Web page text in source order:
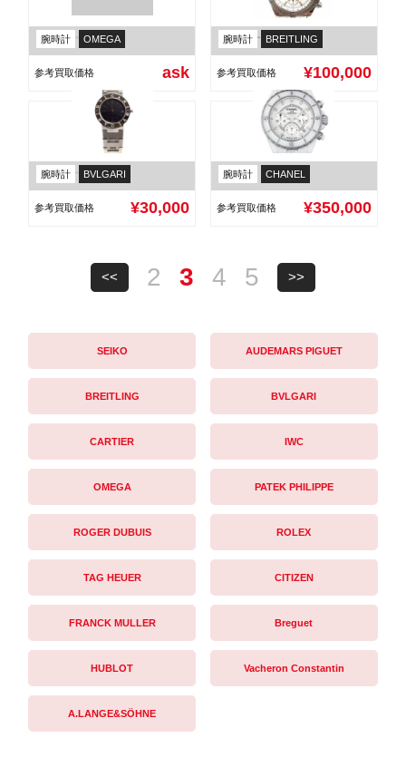
腕時計 OMEGA
参考買取価格 ask
腕時計 BREITLING
参考買取価格 ¥100,000
腕時計 BVLGARI
参考買取価格 ¥30,000
腕時計 CHANEL
参考買取価格 ¥350,000
<< 2 3 4 5 >>
SEIKO AUDEMARS PIGUET
BREITLING BVLGARI
CARTIER IWC
OMEGA PATEK PHILIPPE
ROGER DUBUIS ROLEX
TAG HEUER CITIZEN
FRANCK MULLER Breguet
HUBLOT Vacheron Constantin
A.LANGE&SÖHNE